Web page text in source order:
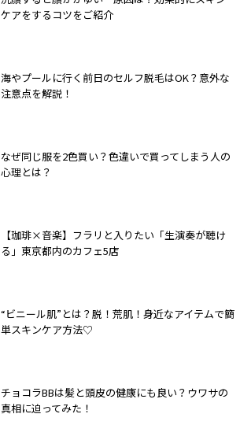
ケアをするコツをご紹介
海やプールに行く前日のセルフ脱毛はOK？意外な
注意点を解説！
なぜ同じ服を2色買い？色違いで買ってしまう人の
心理とは？
【珈琲×音楽】フラリと入りたい「生演奏が聴け
る」東京都内のカフェ5店
“ビニール肌”とは？脱！荒肌！身近なアイテムで簡
単スキンケア方法♡
チョコラBBは髪と頭皮の健康にも良い？ウワサの
真相に迫ってみた！